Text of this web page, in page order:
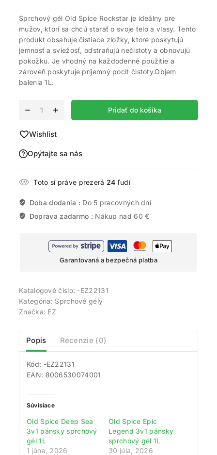
Sprchový gél Old Spice Rockstar je ideálny pre
mužov, ktorí sa chcú starať o svoje telo a vlasy. Tento
produkt obsahuje čistiace zložky, ktoré poskytujú
jemnosť a sviežosť, odstraňujú nečistoty a obnovujú
pokožku. Je vhodný na každodenné použitie a
zároveň poskytuje príjemný pocit čistoty.Objem
balenia 1L.
Pridať do košíka
Wishlist
Opýtajte sa nás
Toto si práve prezerá 24 ľudí
Doba dodania : Do 5 pracovných dní
Doprava zadarmo : Nákup nad 60 €
Garantovaná a bezpečná platba
Katalógové číslo: -EZ22131
Kategória: Sprchové gély
Značka: EZ
Popis Recenzie (0)
Kód: -EZ22131
EAN: 8006530074001
Súvisiace
Old Spice Deep Sea
3v1 pánsky sprchový
gél 1L
1 júna, 2026
Old Spice Epic
Legend 3v1 pánsky
sprchový gél 1L
30 júla, 2026